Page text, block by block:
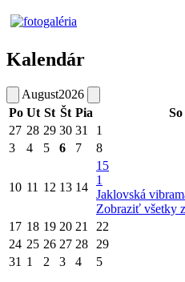
Kalendár
August2026
Po Ut St Št Pia So
27 28 29 30 31 1
3
4 5 6 7 8
10 11 12 13 14
15
1
Jaklovská
Zobraziť všetky
17 18 19 20 21 22
24 25 26 27 28 29
31 1 2 3 4 5